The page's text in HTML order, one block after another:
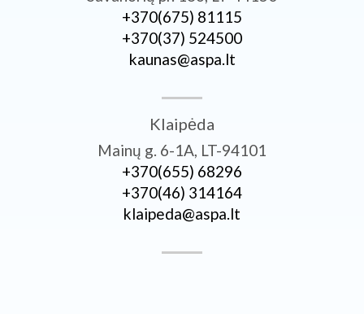
+370­(675) 81115
+370­(37) 524500
kaunas@aspa.lt
Klaipėda
Mainų g. 6-1A, LT-94101
+370­(655) 68296
+370­(46) 314164
klaipeda@aspa.lt